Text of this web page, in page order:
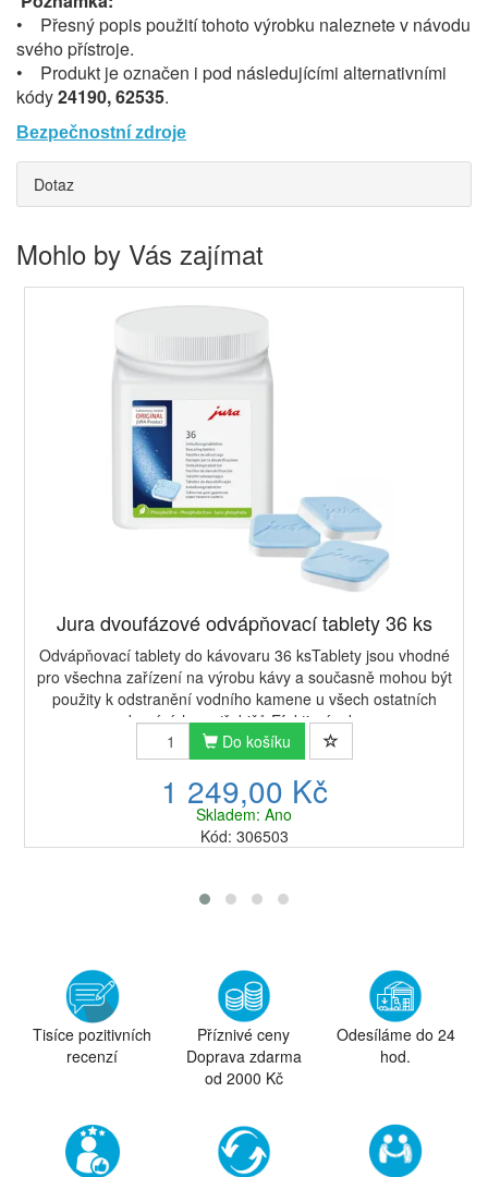
• Přesný popis použití tohoto výrobku naleznete v návodu
svého přístroje.
• Produkt je označen i pod následujícími alternativními
kódy24190, 62535.
Bezpečnostní zdroje
Dotaz
Mohlo by Vás zajímat
Jura dvoufázové odvápňovací tablety 36 ks
Odvápňovací tablety do kávovaru 36 ksTablety jsou vhodné
pro všechna zařízení na výrobu kávy a současně mohou být
použity k odstranění vodního kamene u všech ostatních
domácích spotřebičů.Efektivní od...
Do košíku
1 249,00 Kč
Skladem: Ano
Kód: 306503
Tisíce pozitivních
recenzí
Příznivé ceny
Doprava zdarma
od 2000 Kč
Odesíláme do 24
hod.